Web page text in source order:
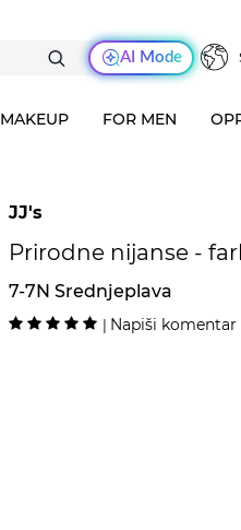
AI Mode
MAKEUP FOR MEN
JJ's
Prirodne nijanse -
7-7N Srednjeplava
| Napiši komentar